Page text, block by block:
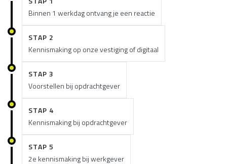
Binnen 1 werkdag ontvang je een reactie
STAP 2
Kennismaking op onze vestiging of digitaal
STAP 3
Voorstellen bij opdrachtgever
STAP 4
Kennismaking bij opdrachtgever
STAP 5
2e kennismaking bij werkgever